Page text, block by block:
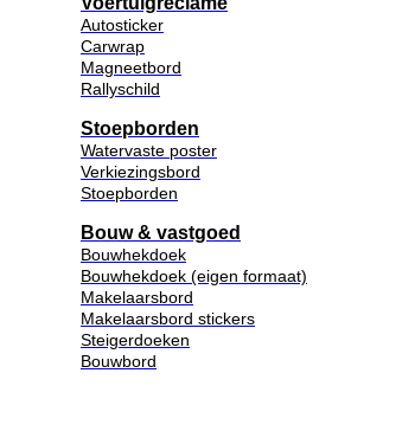
Autosticker
Carwrap
Magneetbord
Rallyschild
Stoepborden
Watervaste poster
Verkiezingsbord
Stoepborden
Bouw & vastgoed
Bouwhekdoek
Bouwhekdoek (eigen formaat)
Makelaarsbord
Makelaarsbord stickers
Steigerdoeken
Bouwbord